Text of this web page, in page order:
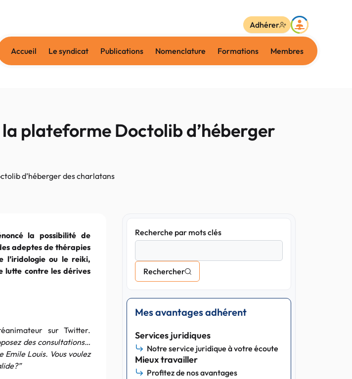
Accueil Le syndicat Publications Nomenclature Formations Membres
Adhérer
plateforme Doctolib d’héberger
d’héberger des charlatans
la possibilité de
adeptes de thérapies
l’iridologie ou le reiki,
lutte contre les dérives
sur Twitter.
des consultations…
Louis. Vous voulez
Recherche par mots clés
Rechercher
Mes avantages adhérent
Services juridiques
Notre service juridique à votre écoute
Mieux travailler
Profitez de nos avantages